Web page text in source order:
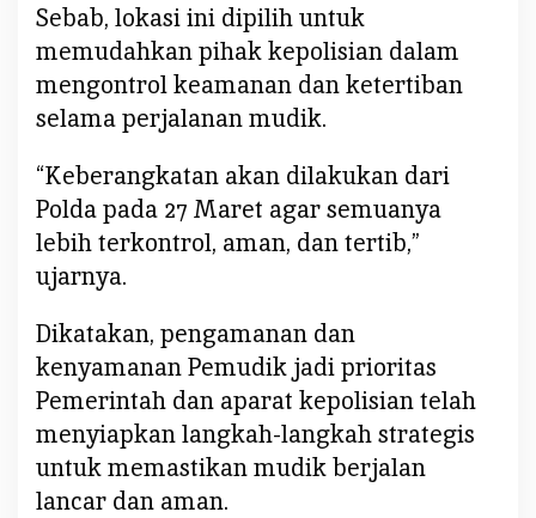
Sebab, lokasi ini dipilih untuk
memudahkan pihak kepolisian dalam
mengontrol keamanan dan ketertiban
selama perjalanan mudik.
“Keberangkatan akan dilakukan dari
Polda pada 27 Maret agar semuanya
lebih terkontrol, aman, dan tertib,”
ujarnya.
Dikatakan, pengamanan dan
kenyamanan Pemudik jadi prioritas
Pemerintah dan aparat kepolisian telah
menyiapkan langkah-langkah strategis
untuk memastikan mudik berjalan
lancar dan aman.